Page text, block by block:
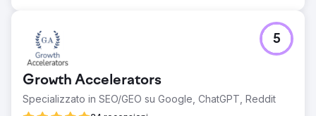
Growth Accelerators
Specializzato in SEO/GEO su Google, ChatGPT, Reddit
5